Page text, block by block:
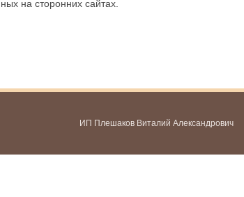
на сторонних сайтах.
ИП Плешаков Виталий Александрович